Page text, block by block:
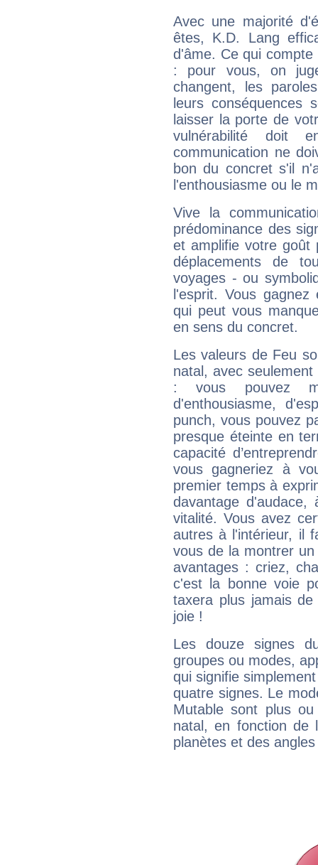
Avec une majorité
êtes, K.D. Lang
d'âme. Ce qui
: pour vous, on
changent, les
leurs conséquences
laisser la porte de
vulnérabilité doit
communication ne
bon du concret s'il
l'enthousiasme ou le
Vive la
prédominance des
et amplifie votre goût
déplacements de
voyages - ou
l'esprit. Vous
qui peut vous
en sens du concret.
Les valeurs de Feu
natal, avec
: vous pouvez
d'enthousiasme,
punch, vous pouvez
presque éteinte en
capacité
vous gagneriez à
premier temps à
davantage
vitalité. Vous avez
autres à l'intérieur, il
vous de la montrer
avantages : criez,
c'est la bonne voie
taxera plus jamais
joie !
Les douze signes
groupes ou modes,
qui signifie
quatre signes. Le
Mutable sont plus
natal, en fonction de
planètes et des